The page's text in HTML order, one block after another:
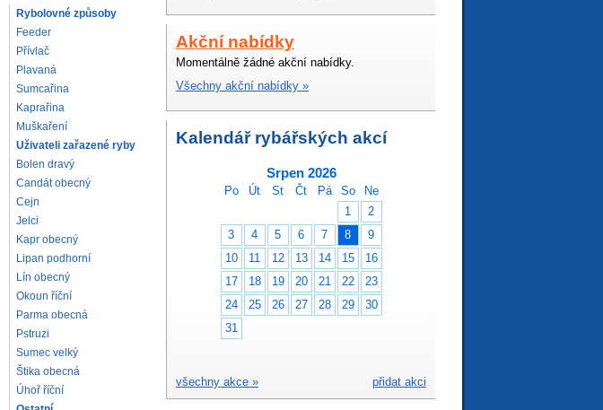
Rybolovné způsoby
Feeder
Přívlač
Plavaná
Sumcařina
Kaprařina
Muškaření
Uživateli zařazené ryby
Bolen dravý
Candát obecný
Cejn
Jelci
Kapr obecný
Lipan podhorní
Lín obecný
Okoun říční
Parma obecná
Pstruzi
Sumec velký
Štika obecná
Úhoř říční
Akční nabídky
Momentálně žádné akční nabídky.
Všechny akční nabídky »
Kalendář rybářských akcí
Srpen 2026
Po Út St Čt Pá So
Ne
1
2
3
4 5 6 7 8
9
10
11 12 13 14 15
16
17
18 19 20 21 22
23
24
25 26 27 28 29
30
31
přidat akci
všechny akce »